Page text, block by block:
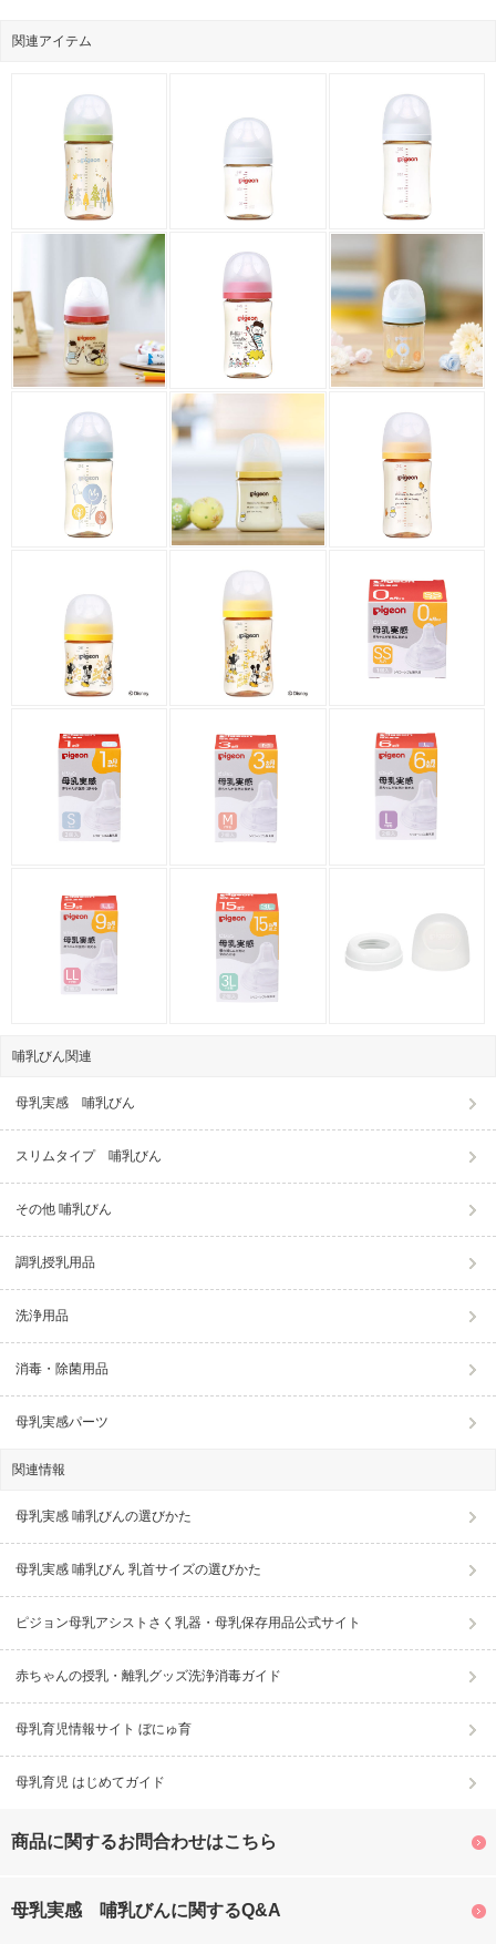
関連アイテム
哺乳びん関連
母乳実感 哺乳びん
スリムタイプ 哺乳びん
その他 哺乳びん
調乳授乳用品
洗浄用品
消毒・除菌用品
母乳実感パーツ
関連情報
母乳実感 哺乳びんの選びかた
母乳実感 哺乳びん 乳首サイズの選びかた
ピジョン母乳アシストさく乳器・母乳保存用品公式サイト
赤ちゃんの授乳・離乳グッズ洗浄消毒ガイド
母乳育児情報サイト ぼにゅ育
母乳育児 はじめてガイド
商品に関するお問合わせはこちら
母乳実感 哺乳びんに関するQ&A